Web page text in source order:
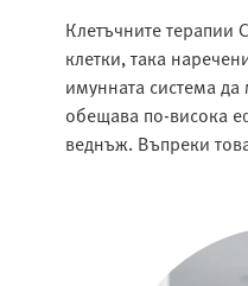
Клетъчните терапии
клетки, така
имунната система
обещава по-висока
веднъж. Въпреки